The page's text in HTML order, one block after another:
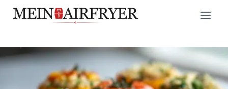
Zum
Inhalt